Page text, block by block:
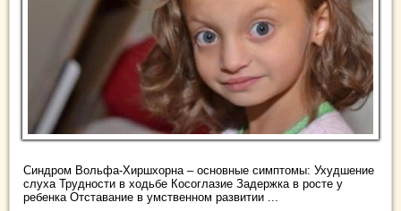
Синдром Вольфа-Хиршхорна – основные симптомы: Ухудшение
слуха Трудности в ходьбе Косоглазие Задержка в росте у
ребенка Отставание в умственном развитии ...